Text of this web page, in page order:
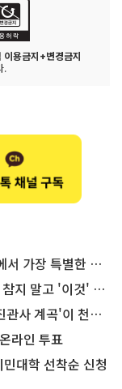
용금지+변경금지
.
한 편의점의 정체
'이것' 해보세요!
곡'이 천국이네~
라인 투표
대학 선착순 신청